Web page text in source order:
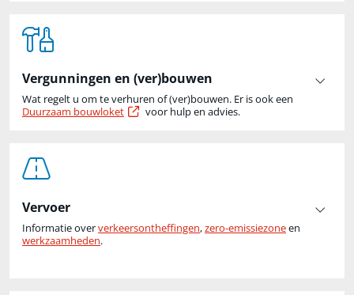
Vergunningen en (ver)bouwen
Wat regelt u om te verhuren of (ver)bouwen. Er is ook een
Duurzaam bouwloket
Externe link
voor hulp en advies.
Vervoer
Informatie oververkeersontheffingen,zero-emissiezoneen
werkzaamheden.